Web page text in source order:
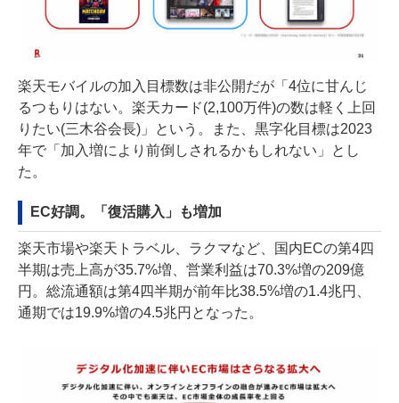
楽天モバイルの加入目標数は非公開だが「4位に甘んじ
るつもりはない。楽天カード(2,100万件)の数は軽く上回
りたい(三木谷会長)」という。また、黒字化目標は2023
年で「加入増により前倒しされるかもしれない」とし
た。
EC好調。「復活購入」も増加
楽天市場や楽天トラベル、ラクマなど、国内ECの第4四
半期は売上高が35.7%増、営業利益は70.3%増の209億
円。総流通額は第4四半期が前年比38.5%増の1.4兆円、
通期では19.9%増の4.5兆円となった。